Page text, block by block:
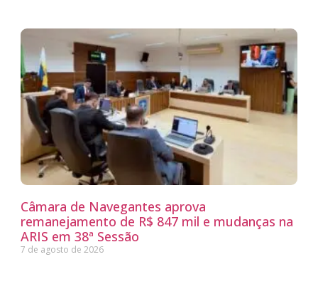
Câmara de Navegantes aprova
remanejamento de R$ 847 mil e mudanças na
ARIS em 38ª Sessão
7 de agosto de 2026